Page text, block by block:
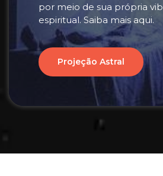
por meio de sua própria
espiritual. Saiba mais aqui.
Projeção Astral